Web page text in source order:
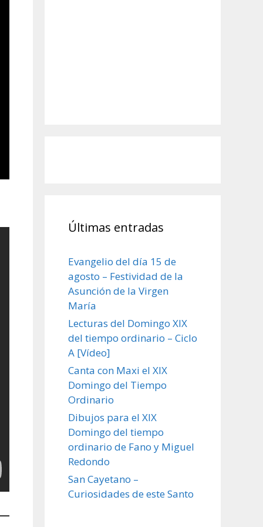
Últimas entradas
Evangelio del día 15 de
agosto – Festividad de la
Asunción de la Virgen
María
Lecturas del Domingo XIX
del tiempo ordinario – Ciclo
A [Vídeo]
Canta con Maxi el XIX
Domingo del Tiempo
Ordinario
Dibujos para el XIX
Domingo del tiempo
ordinario de Fano y Miguel
Redondo
San Cayetano –
Curiosidades de este Santo